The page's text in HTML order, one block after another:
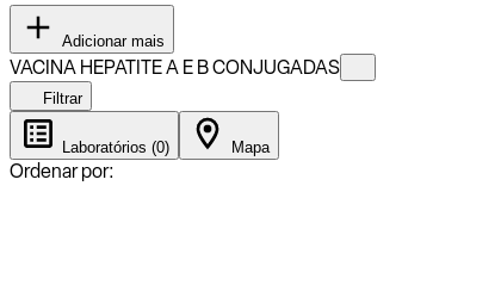
Adicionar mais
VACINA HEPATITE A E B CONJUGADAS
Filtrar
Laboratórios (0) Mapa
Ordenar por: